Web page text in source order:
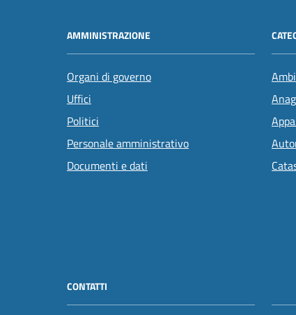
AMMINISTRAZIONE
Organi di governo
Uffici
Politici
Personale amministrativo
Documenti e dati
CONTATTI